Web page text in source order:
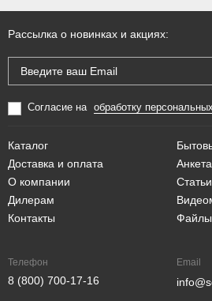
Рассылка о новинках и акциях:
Согласие на обработку
Каталог
Доставка и оплата
О компании
Дилерам
Контакты
Статьи
Файлы
Телефон
8 (800) 700-17-16
Email